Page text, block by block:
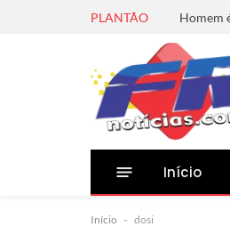
PLANTÃO
Início
Início - dosi